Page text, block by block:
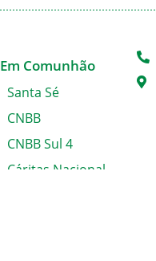
Em Comunhão
Santa Sé
CNBB
CNBB Sul 4
Cáritas Nacional